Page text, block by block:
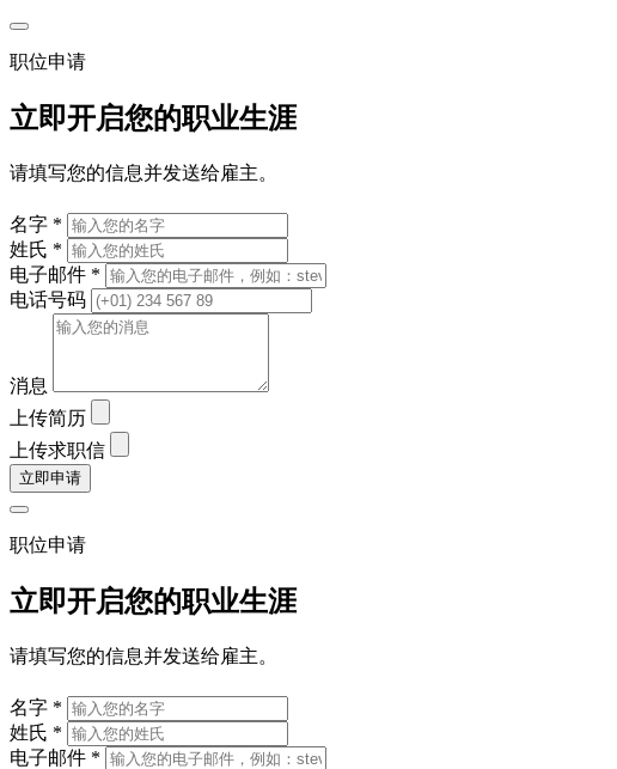
职位申请
立即开启您的职业生涯
请填写您的信息并发送给雇主。
名字 *
姓氏 *
电子邮件 *
电话号码
消息
上传简历
上传求职信
立即申请
职位申请
立即开启您的职业生涯
请填写您的信息并发送给雇主。
名字 *
姓氏 *
电子邮件 *